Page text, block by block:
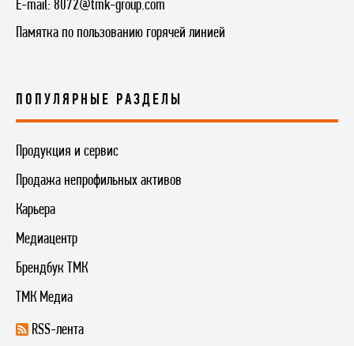
E-mail: 8072@tmk-group.com
Памятка по пользованию горячей линией
ПОПУЛЯРНЫЕ РАЗДЕЛЫ
Продукция и сервис
Продажа непрофильных активов
Карьера
Медиацентр
Брендбук ТМК
ТМК Медиа
RSS-лента